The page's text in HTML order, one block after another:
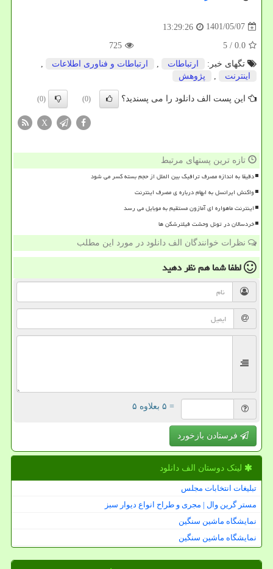
1401/05/07
13:29:26
0.0
/ 5
725
تگهای خبر:
ارتباطات , ارتباطات و فناوری اطلاعات
,
اینترنت
, پژوهش
این پست الف دانلود را می پسندید؟ (0)
(0)
X
تازه ترین پستهای مرتبط
دقیقا به اندازه مصرف ترافیک بین الملل از حجم بسته کسر می شود
واکنش ایرانسل به ابهام درباره ی مصرف اینترنت
اینترنت ماهواره ای آمازون مستقیم به موبایل می رسد
خردسالان در تونل وحشت فیلترشکن ها
نظرات خوانندگان الف دانلود در مورد این مطلب
لطفا شما همنظر دهید
= ۵ بعلاوه ۵
فرستادن بازخورد
لینک دوستان الف دانلود
تبلیغات انتخابات مجلس
مستر گرین وال | مجری و طراح انواع دیوار سبز
نمایشگاه ماشین سنگین
نمایشگاه ماشین سنگین